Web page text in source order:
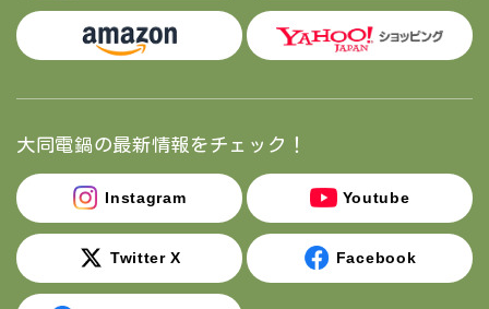
大同電鍋の最新情報をチェック！
Instagram Youtube
Twitter X Facebook